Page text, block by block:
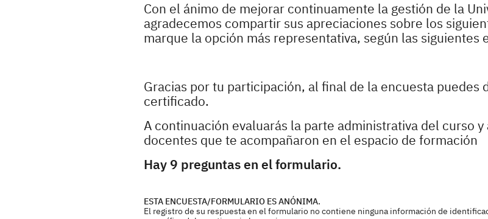
Con el ánimo de mejorar continuamente la gestión de la
agradecemos compartir sus apreciaciones sobre los
marque la opción más representativa, según las siguientes
Gracias por tu participación, al final de la encuesta puedes
certificado.
A continuación evaluarás la parte administrativa del curso y
docentes que te acompañaron en el espacio de formación
Hay 9 preguntas en el formulario.
ESTA ENCUESTA/FORMULARIO ES ANÓNIMA.
El registro de su respuesta en el formulario no contiene ninguna información de